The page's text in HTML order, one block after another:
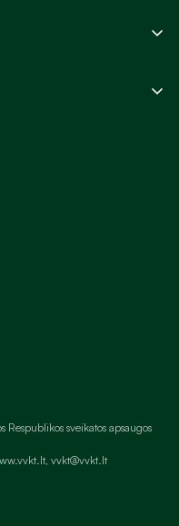
sveikatos apsaugos
vvkt@vvkt.lt